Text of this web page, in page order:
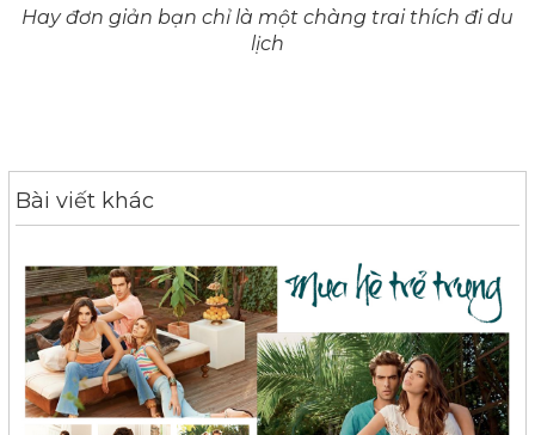
Hay đơn giản bạn chỉ là một chàng trai thích đi du
lịch
Bài viết khác